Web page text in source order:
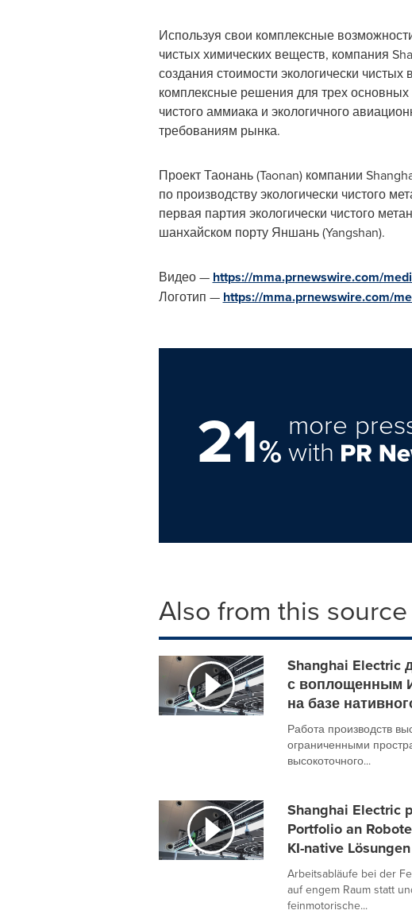
Используя свои комплексные
чистых химических веществ, компания
создания стоимости экологически
комплексные решения для трех основных
чистого аммиака и экологичного
требованиям рынка.
Проект Таонань (Taonan) компании
по производству экологически чистого
первая партия экологически чистого
шанхайском порту Яншань (Yangshan).
Видео — https://mma.prnewswire.com/
Логотип — https://mma.prnewswire.com/
21%
more
with
Also from this source
Shanghai Electric
с воплощенным
на базе
Работа производств
ограниченными
высокоточного...
Shanghai Electric
Portfolio an
KI-native
Arbeitsabläufe bei der
auf engem Raum statt
feinmotorische...